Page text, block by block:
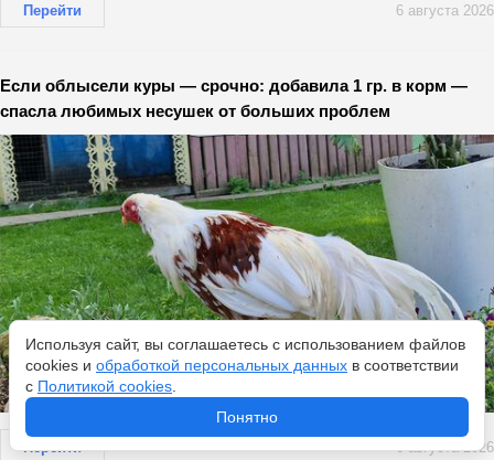
Перейти 6 августа 2026
Если облысели куры — срочно: добавила 1 гр. в корм —
спасла любимых несушек от больших проблем
Перейти 6 августа 2026
Используя сайт, вы соглашаетесь с использованием файлов
cookies и обработкой персональных данных в соответствии
с Политикой cookies
Понятно